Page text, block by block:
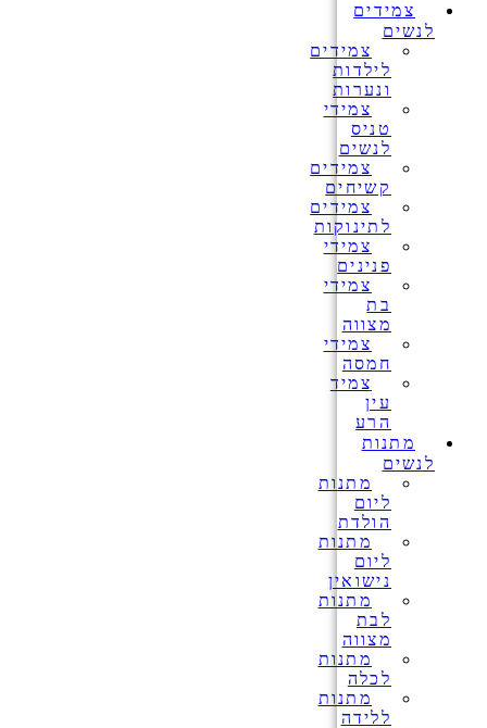
צמידים
לנשים
צמידים
לילדות
ונערות
צמידי
טניס
לנשים
צמידים
קשיחים
צמידים
לתינוקות
צמידי
פנינים
צמידי
בת
מצווה
צמידי
חמסה
צמיד
עין
הרע
מתנות
לנשים
מתנות
ליום
הולדת
מתנות
ליום
נישואין
מתנות
לבת
מצווה
מתנות
לכלה
מתנות
ללידה